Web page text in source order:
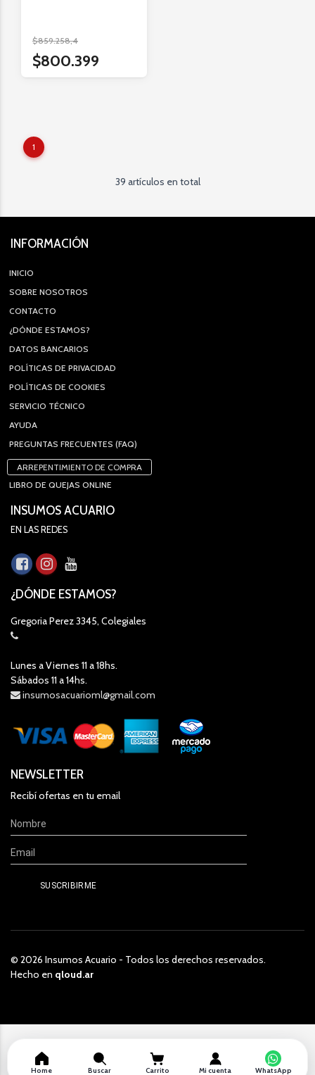
$859.258,4
$800.399
1
39 artículos en total
INFORMACIÓN
INICIO
SOBRE NOSOTROS
CONTACTO
¿DÓNDE ESTAMOS?
DATOS BANCARIOS
POLÍTICAS DE PRIVACIDAD
POLÍTICAS DE COOKIES
SERVICIO TÉCNICO
AYUDA
PREGUNTAS FRECUENTES (FAQ)
ARREPENTIMIENTO DE COMPRA
LIBRO DE QUEJAS ONLINE
INSUMOS ACUARIO
EN LAS REDES
¿DÓNDE ESTAMOS?
Gregoria Perez 3345, Colegiales
Lunes a Viernes 11 a 18hs.
Sábados 11 a 14hs.
insumosacuarioml@gmail.com
NEWSLETTER
Recibí ofertas en tu email
© 2026 Insumos Acuario - Todos los derechos reservados.
Hecho en qloud.ar
Home Buscar Carrito Mi cuenta